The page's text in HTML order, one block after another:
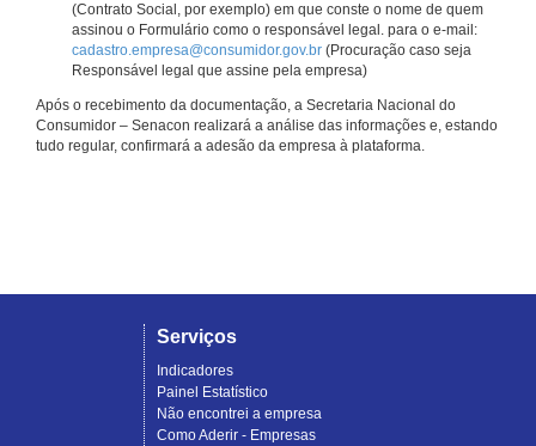
(Contrato Social, por exemplo) em que conste o nome de quem
assinou o Formulário como o responsável legal. para o e-mail:
cadastro.empresa@consumidor.gov.br (Procuração caso seja
Responsável legal que assine pela empresa)
Após o recebimento da documentação, a Secretaria Nacional do
Consumidor – Senacon realizará a análise das informações e, estando
tudo regular, confirmará a adesão da empresa à plataforma.
Serviços
Indicadores
Painel Estatístico
Não encontrei a empresa
Como Aderir - Empresas